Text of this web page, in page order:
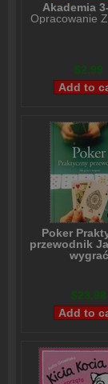
Akademia
Opracowanie
$2,99
Poker
przewodnik
wygrać
$23,98